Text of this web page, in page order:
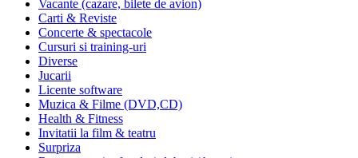
Vacante (cazare, bilete de avion)
Carti & Reviste
Concerte & spectacole
Cursuri si training-uri
Diverse
Jucarii
Licente software
Muzica & Filme (DVD,CD)
Health & Fitness
Invitatii la film & teatru
Surpriza